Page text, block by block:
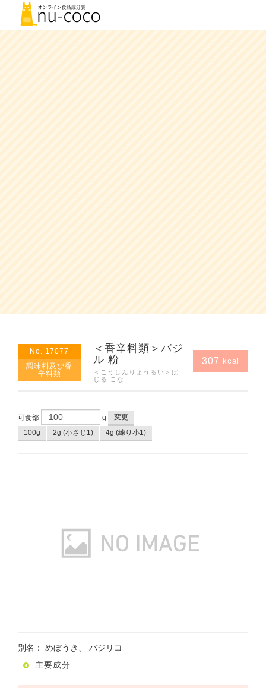
No. 17077
調味料及び香
辛料類
＜香辛料類＞バジ
ル 粉
＜こうしんりょうるい＞ば
じる こな
307 kcal
可食部 g
変更
100g
2g (小さじ1) 4g (練り小1)
別名： めぼうき、 バジリコ
主要成分